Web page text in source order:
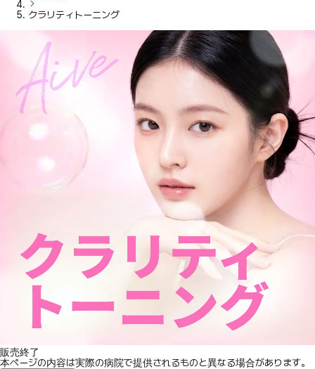
クラリティトーニング
販売終了
本ページの内容は実際の病院で提供されるものと異なる場合があります。